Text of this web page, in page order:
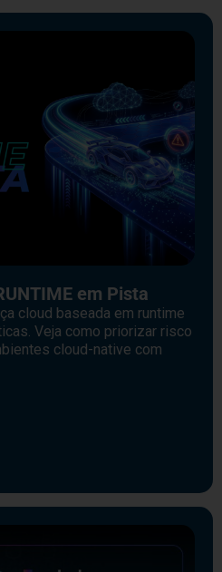
em Pista
cloud baseada em runtime
Veja como priorizar risco
cloud-native com